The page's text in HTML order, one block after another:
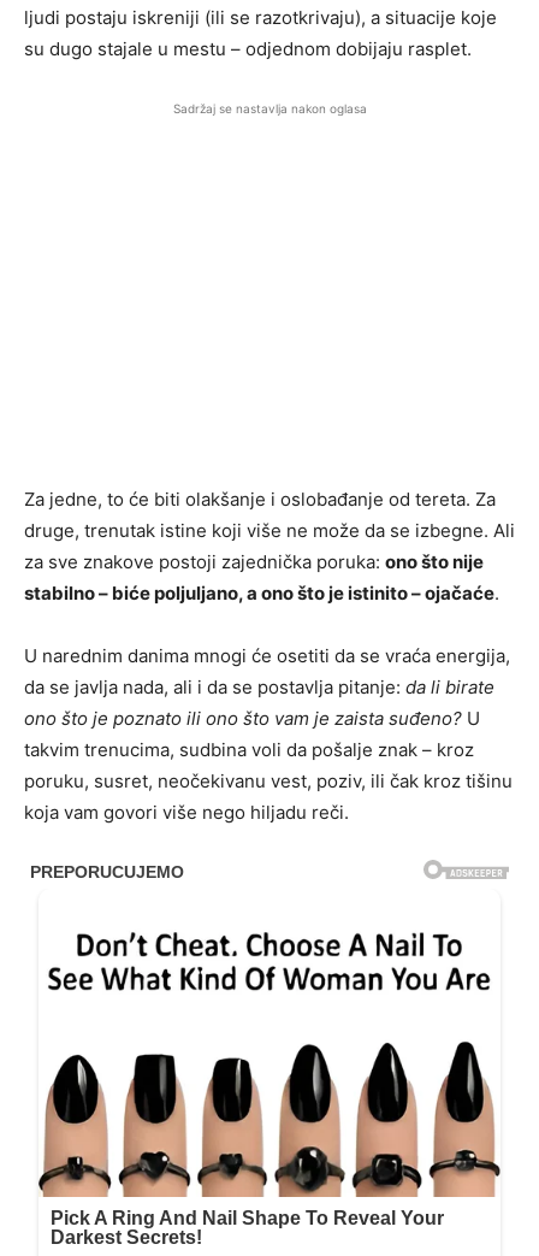
ljudi postaju iskreniji (ili se razotkrivaju), a situacije koje
su dugo stajale u mestu – odjednom dobijaju rasplet.
Sadržaj se nastavlja nakon oglasa
Za jedne, to će biti olakšanje i oslobađanje od tereta. Za
druge, trenutak istine koji više ne može da se izbegne. Ali
za sve znakove postoji zajednička poruka: ono što nije
stabilno – biće poljuljano, a ono što je istinito – ojačaće.
U narednim danima mnogi će osetiti da se vraća energija,
da se javlja nada, ali i da se postavlja pitanje: da li birate
ono što je poznato ili ono što vam je zaista suđeno? U
takvim trenucima, sudbina voli da pošalje znak – kroz
poruku, susret, neočekivanu vest, poziv, ili čak kroz tišinu
koja vam govori više nego hiljadu reči.